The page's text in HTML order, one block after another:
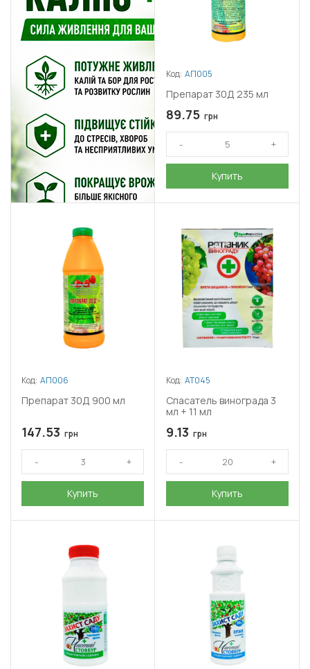
Код: АП005
Препарат 30Д 235 мл
89.75 грн
Купить
Код: АП006
Препарат 30Д 900 мл
147.53 грн
Купить
Код: АТ045
Спасатель винограда 3
мл + 11 мл
9.13 грн
Купить